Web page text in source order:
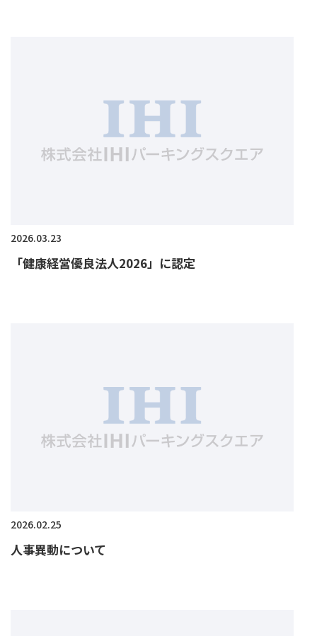
2026.03.23
「健康経営優良法人2026」に認定
2026.02.25
人事異動について